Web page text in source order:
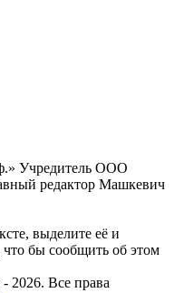
Учредитель ООО
редактор Машкевич
выделите её и
бы сообщить об этом
2026. Все права